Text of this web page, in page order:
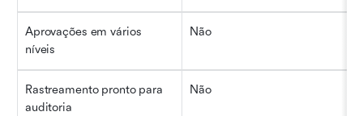
Aprovações em vários
níveis
Não
Rastreamento pronto para
auditoria
Não